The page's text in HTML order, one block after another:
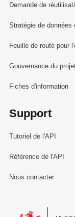
Demande de
Stratégie de données
Feuille de route pour
Gouvernance du
Fiches d'information
Support
Tutoriel de l'API
Référence de l'API
Nous contacter
Le Gouvernement